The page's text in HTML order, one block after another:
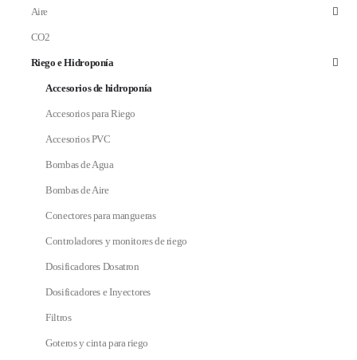
Aire
CO2
Riego e Hidroponía
Accesorios de hidroponía
Accesorios para Riego
Accesorios PVC
Bombas de Agua
Bombas de Aire
Conectores para mangueras
Controladores y monitores de riego
Dosificadores Dosatron
Dosificadores e Inyectores
Filtros
Goteros y cinta para riego